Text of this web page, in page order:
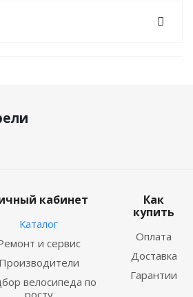
кабинет
Каталог
и сервис
Производители
велосипеда по
росту
Как
купить
Оплата
Доставка
Гарантии